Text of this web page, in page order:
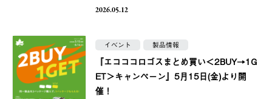
2026.05.12
イベント 製品情報
『エコココロゴスまとめ買い＜2BUY→1G
ET＞キャンペーン』5月15日(金)より開
催！